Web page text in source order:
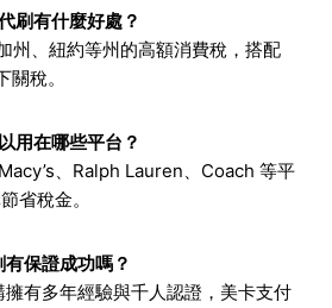
刷有什麼好處？
州、紐約等州的高額消費稅，搭配
稅。
用在哪些平台？
、Ralph Lauren、Coach 等平
省稅金。
保證成功嗎？
有多年經驗與千人認證，美卡支付